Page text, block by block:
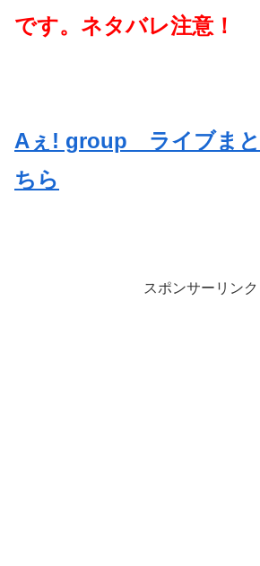
です。ネタバレ注意！
Aぇ! group ライブまと
ちら
スポンサーリンク